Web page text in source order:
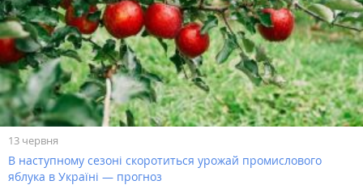
13 червня
В наступному сезоні скоротиться урожай промислового
яблука в Україні — прогноз